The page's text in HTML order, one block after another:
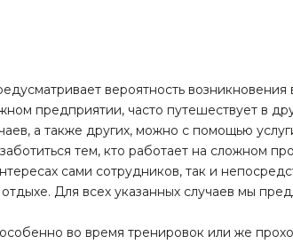
вероятность
предприятии, часто путешествует в
а также других, можно с помощью
тем, кто работает на сложном
сами сотрудников, так и
Для всех указанных случаев мы
во время тренировок или же